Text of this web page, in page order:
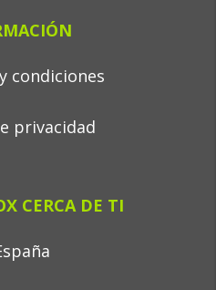
condiciones
privacidad
CERCA DE TI